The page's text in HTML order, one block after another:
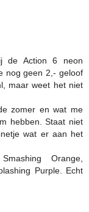
de Action 6 neon
nog geen 2,- geloof
maar weet het niet
zomer en wat me
hebben. Staat niet
wat er aan het
Orange,
Purple. Echt